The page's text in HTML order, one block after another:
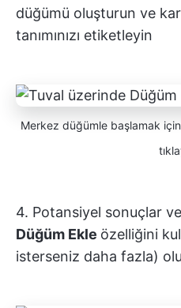
düğümü oluşturun ve
tanımınızı etiketleyin
Merkez düğümle başlamak
4. Potansiyel sonuçlar
Düğüm Ekle özelliğini
isterseniz daha fazla)